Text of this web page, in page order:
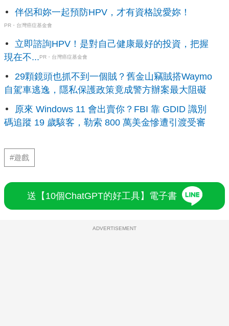
伴侶和妳一起預防HPV，才有資格說愛妳！
PR・台灣癌症基金會
立即諮詢HPV！是對自己健康最好的投資，把握
現在不...PR・台灣癌症基金會
29顆鏡頭也抓不到一個賊？舊金山竊賊搭Waymo
自駕車逃逸，隱私保護政策竟成警方辦案最大阻礙
原來 Windows 11 會出賣你？FBI 靠 GDID 識別
碼追蹤 19 歲駭客，勒索 800 萬美金慘遭引渡受審
#遊戲
送【10個ChatGPT的好工具】電子書
ADVERTISEMENT